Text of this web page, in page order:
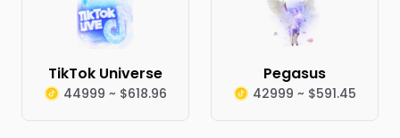
TikTok Universe
44999 ~ $618.96
Pegasus
42999 ~ $591.45